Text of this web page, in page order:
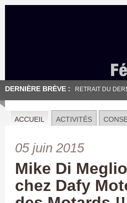
DERNIÈRE BRÈVE : RETRAIT DU
ACCUEIL ACTIVITÉS
05 juin 2015
Mike Di
chez Dafy